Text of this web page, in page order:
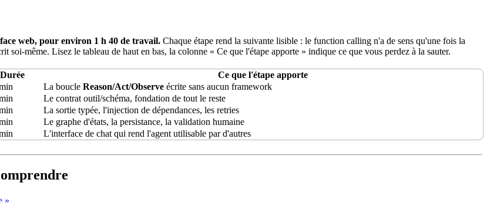
web, pour environ 1 h 40 de travail. Chaque étape rend la suivante lisible : le function calling n'a de sens qu'une fois la
même. Lisez le tableau de haut en bas, la colonne « Ce que l'étape apporte » indique ce que vous perdez à la sauter.
Durée
Ce que l'étape apporte
La boucle Reason/Act/Observe écrite sans aucun framework
Le contrat outil/schéma, fondation de tout le reste
La sortie typée, l'injection de dépendances, les retries
Le graphe d'états, la persistance, la validation humaine
L'interface de chat qui rend l'agent utilisable par d'autres
»